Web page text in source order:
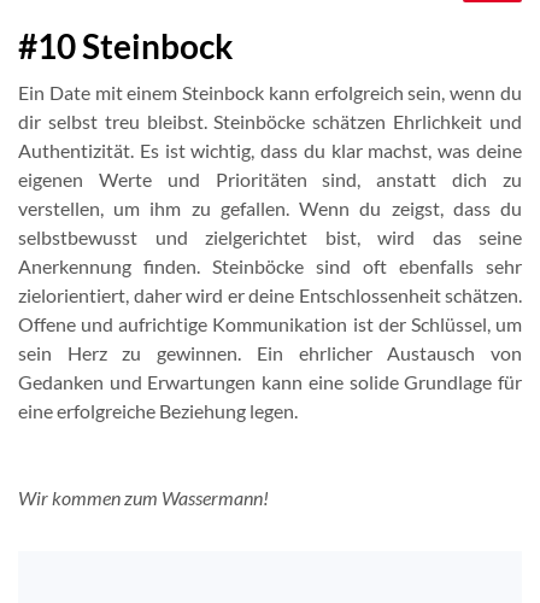
#10 Steinbock
Ein Date mit einem Steinbock kann erfolgreich sein, wenn du
dir selbst treu bleibst. Steinböcke schätzen Ehrlichkeit und
Authentizität. Es ist wichtig, dass du klar machst, was deine
eigenen Werte und Prioritäten sind, anstatt dich zu
verstellen, um ihm zu gefallen. Wenn du zeigst, dass du
selbstbewusst und zielgerichtet bist, wird das seine
Anerkennung finden. Steinböcke sind oft ebenfalls sehr
zielorientiert, daher wird er deine Entschlossenheit schätzen.
Offene und aufrichtige Kommunikation ist der Schlüssel, um
sein Herz zu gewinnen. Ein ehrlicher Austausch von
Gedanken und Erwartungen kann eine solide Grundlage für
eine erfolgreiche Beziehung legen.
Wir kommen zum Wassermann!